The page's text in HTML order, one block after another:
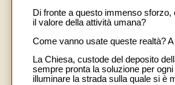
Di fronte a questo immenso
il valore della attività umana?
Come vanno usate queste realtà?
La Chiesa, custode del deposito
sempre pronta la soluzione per
illuminare la strada sulla quale si è